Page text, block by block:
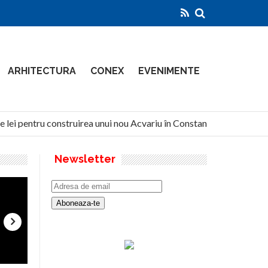
ARHITECTURA CONEX EVENIMENTE
pentru construirea unui nou Acvariu în Constanța
Newsletter